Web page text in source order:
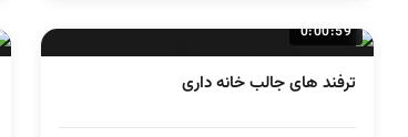
0:00:59
ترفند های جالب خانه داری